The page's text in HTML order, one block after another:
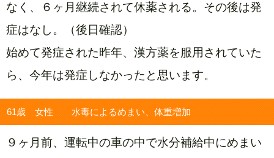
なく、６ヶ月継続されて休薬される。その後は発
症はなし。（後日確認）
始めて発症された昨年、漢方薬を服用されていた
ら、今年は発症しなかったと思います。
61歳 女性 水毒によるめまい、体重増加
９ヶ月前、運転中の車の中で水分補給中にめまい